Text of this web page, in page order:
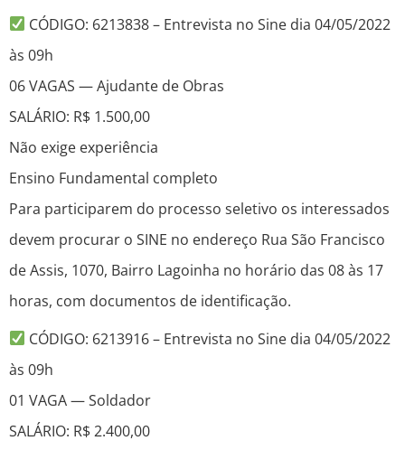
CÓDIGO: 6213838 – Entrevista no Sine dia 04/05/2022
às 09h
06 VAGAS — Ajudante de Obras
SALÁRIO: R$ 1.500,00
Não exige experiência
Ensino Fundamental completo
Para participarem do processo seletivo os interessados
devem procurar o SINE no endereço Rua São Francisco
de Assis, 1070, Bairro Lagoinha no horário das 08 às 17
horas, com documentos de identificação.
CÓDIGO: 6213916 – Entrevista no Sine dia 04/05/2022
às 09h
01 VAGA — Soldador
SALÁRIO: R$ 2.400,00